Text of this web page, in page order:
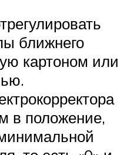
ближнего
картоном или
в положение,